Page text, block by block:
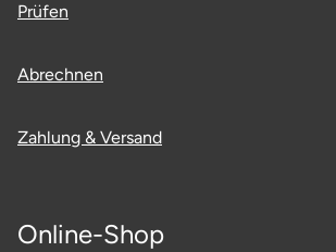
Prüfen
Abrechnen
Zahlung & Versand
Online-Shop